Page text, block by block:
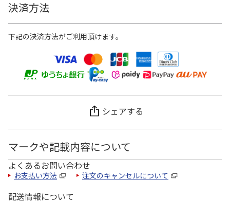
決済方法
下記の決済方法がご利用頂けます。
シェアする
マークや記載内容について
よくあるお問い合わせ
お支払い方法 注文のキャンセルについて
配送情報について